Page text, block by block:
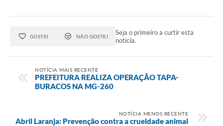
GOSTEI NÃO GOSTEI
Seja o primeiro a curtir esta
notícia.
NOTÍCIA MAIS RECENTE
PREFEITURA REALIZA OPERAÇÃO TAPA-
BURACOS NA MG-260
NOTÍCIA MENOS RECENTE
Abril Laranja: Prevenção contra a crueldade animal